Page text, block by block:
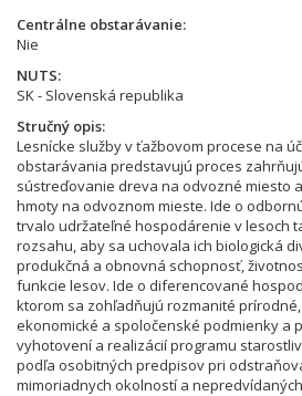
Centrálne obstarávanie
Nie
NUTS
SK - Slovenská republika
Stručný opis
Lesnícke služby v ťažbovom procese na
obstarávania predstavujú proces
sústreďovanie dreva na odvozné miesto
hmoty na odvoznom mieste. Ide o
trvalo udržateľné hospodárenie v lesoch
rozsahu, aby sa uchovala ich biologická
produkčná a obnovná schopnosť,
funkcie lesov. Ide o diferencované
ktorom sa zohľadňujú rozmanité
ekonomické a spoločenské podmienky a
vyhotovení a realizácií programu
podľa osobitných predpisov pri
mimoriadnych okolností a